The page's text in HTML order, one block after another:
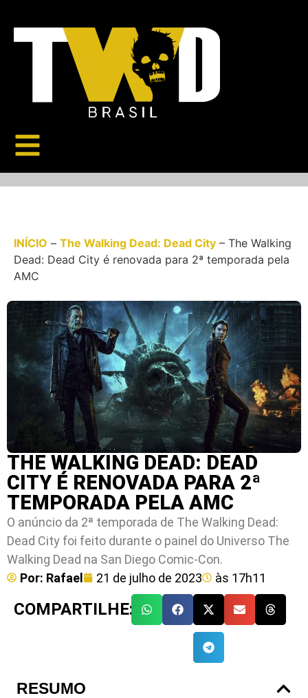
INÍCIO – The Walking Dead: Dead City – The Walking
Dead: Dead City é renovada para 2ª temporada pela
AMC
THE WALKING DEAD: DEAD
CITY É RENOVADA PARA 2ª
TEMPORADA PELA AMC
O anúncio da 2ª temporada de The Walking Dead:
Dead City foi feito durante o painel do Universo The
Walking Dead na San Diego Comic-Con.
Por: Rafael 21 de julho de 2023 às 17h11
COMPARTILHE:
RESUMO